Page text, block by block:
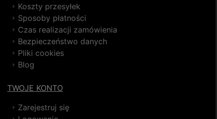
Koszty przesyłek
Sposoby płatności
Czas realizacji zamówienia
Bezpieczeństwo danych
Pliki cookies
Blog
TWOJE KONTO
Zarejestruj się